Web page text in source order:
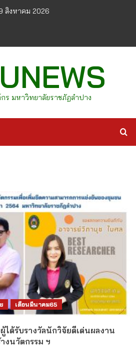
สิงหาคม 2026
ร มหาวิทยาลัยราชภัฏลำปาง
เดือนมีนาคม65
ด้รับรางวัลนักวิจัยดีเด่นผลงาน
งนวัตกรรม ฯ